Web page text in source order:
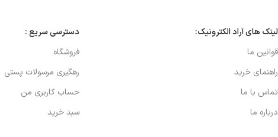
لینک های آراد الکترونیک:
قوانین ما
راهنمای خرید
تماس با ما
درباره ما
دسترسی سریع :
فروشگاه
رهگیری مرسولات پستی
حساب کاربری من
سبد خرید